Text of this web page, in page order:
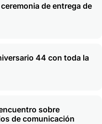
de entrega de
44 con toda la
sobre
de comunicación